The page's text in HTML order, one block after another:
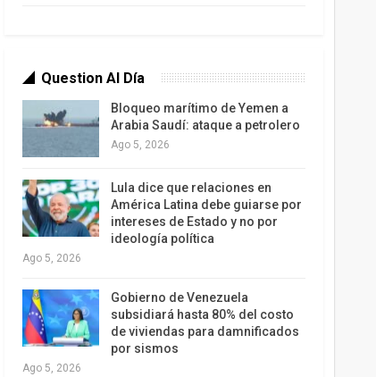
Question Al Día
Bloqueo marítimo de Yemen a
Arabia Saudí: ataque a petrolero
Ago 5, 2026
Lula dice que relaciones en
América Latina debe guiarse por
intereses de Estado y no por
ideología política
Ago 5, 2026
Gobierno de Venezuela
subsidiará hasta 80% del costo
de viviendas para damnificados
por sismos
Ago 5, 2026